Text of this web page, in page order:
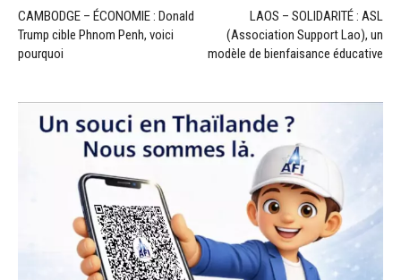
CAMBODGE – ÉCONOMIE : Donald
Trump cible Phnom Penh, voici
pourquoi
LAOS – SOLIDARITÉ : ASL
(Association Support Lao), un
modèle de bienfaisance éducative